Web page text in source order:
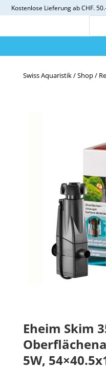
Kostenlose Lieferung ab CHF.
Swiss Aquaristik/Shop/
Eheim Skim
5W,